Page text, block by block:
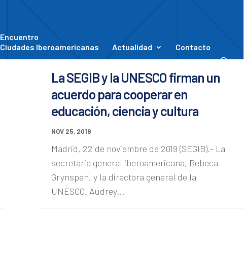
Encuentro
Ciudades Iberoamericanas
Actualidad Contacto
La SEGIB y la UNESCO firman un
acuerdo para cooperar en
educación, ciencia y cultura
NOV 25, 2019
Madrid, 22 de noviembre de 2019 (SEGIB).- La
secretaria general iberoamericana, Rebeca
Grynspan, y la directora general de la
UNESCO, Audrey...